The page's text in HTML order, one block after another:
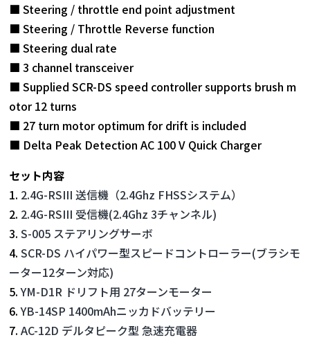
■ Steering / throttle end point adjustment
■ Steering / Throttle Reverse function
■ Steering dual rate
■ 3 channel transceiver
■ Supplied SCR-DS speed controller supports brush m
otor 12 turns
■ 27 turn motor optimum for drift is included
■ Delta Peak Detection AC 100 V Quick Charger
セット内容
1. 2.4G-RSIII 送信機（2.4Ghz FHSSシステム）
2. 2.4G-RSIII 受信機(2.4Ghz 3チャンネル)
3.S-005 ステアリングサーボ
4.SCR-DS ハイパワー型スピードコントローラー(ブラシモ
ーター12ターン対応)
5.YM-D1R ドリフト用 27ターンモーター
6.YB-14SP 1400mAhニッカドバッテリー
7.AC-12D デルタピーク型 急速充電器